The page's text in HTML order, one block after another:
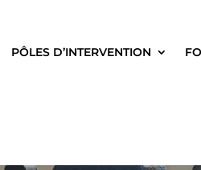
PÔLES D’INTERVENTION